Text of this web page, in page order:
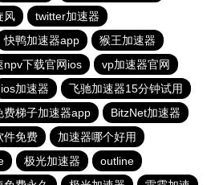
风
twitter加速器
快鸭加速器app
猴王加速器
npv下载官网ios
vp加速器官网
ios加速器
飞驰加速器15分钟试用
费梯子加速器app
BitzNet加速器
件免费
加速器哪个好用
极光加速器
outline